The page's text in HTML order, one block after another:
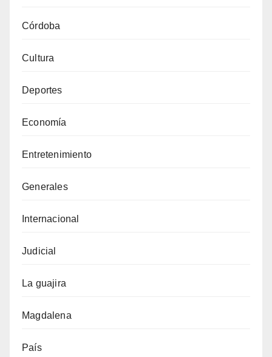
Córdoba
Cultura
Deportes
Economía
Entretenimiento
Generales
Internacional
Judicial
La guajira
Magdalena
País